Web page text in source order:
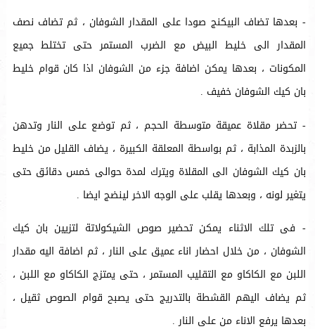
- بعدها تضاف البيكنج صودا على المقدار الشوفان ، ثم تضاف نصف
المقدار الى خليط البيض مع الضرب المستمر حتى تختلط جميع
المكونات ، بعدها يمكن اضافة جزء من الشوفان اذا كان قوام خليط
بان كيك الشوفان خفيف .
- تحضر مقلاة عميقة متوسطة الحجم ، ثم توضع على النار وتدهن
بالزبدة المذابة ، ثم بواسطة المعلقة الكبيرة ، يضاف القليل من خليط
بان كيك الشوفان الى المقلاة ويترك لمدة حوالى خمس دقائق حتى
يتغير لونه ، وبعدها يقلب على الوجه الاخر لينضج ايضا .
- فى تلك الاثناء يمكن تحضير صوص الشيكولاتة لتزيين بان كيك
الشوفان ، من خلال احضار اناء عميق على النار ، ثم اضافة اليه مقدار
اللبن مع الكاكاو مع التقليب المستمر ، حتى يمتزج الكاكاو مع اللبن ،
ثم يضاف اليهم القشطة بالتدريج حتى يصبح قوام الصوص ثقيل ،
بعدها يرفع الاناء من على النار .